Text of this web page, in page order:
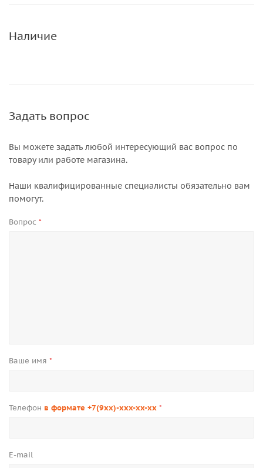
Наличие
Задать вопрос
Вы можете задать любой интересующий вас вопрос по
товару или работе магазина.
Наши квалифицированные специалисты обязательно вам
помогут.
Вопрос *
Ваше имя *
Телефон в формате +7(9xx)-xxx-xx-xx *
E-mail